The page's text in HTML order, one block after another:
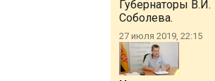
Губернаторы В.И.
Соболева.
27 июля 2019, 22:15